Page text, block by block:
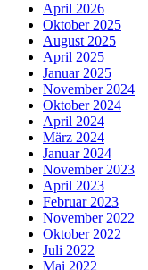
April 2026
Oktober 2025
August 2025
April 2025
Januar 2025
November 2024
Oktober 2024
April 2024
März 2024
Januar 2024
November 2023
April 2023
Februar 2023
November 2022
Oktober 2022
Juli 2022
Mai 2022